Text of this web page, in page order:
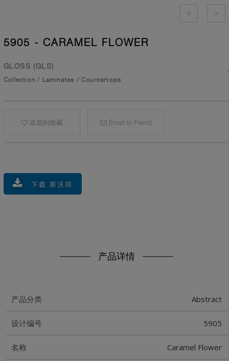
5905 - CARAMEL FLOWER
GLOSS (GLS)
Collection / Laminates / Countertops
添加到收藏 Email to Friend
下载 斯沃琪
产品详情
产品分类 Abstract
设计编号 5905
名称 Caramel Flower